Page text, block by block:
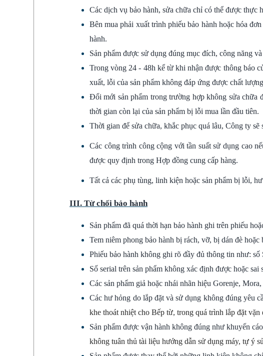
Các dịch vụ bảo hành, sửa chữa chỉ có thể được thực
Bên mua phải xuất trình phiếu bảo hành hoặc hóa
hành.
Sản phẩm được sử dụng đúng mục đích, công năng
Trong vòng 24 - 48h kể từ khi nhận được thông báo
xuất, lỗi của sản phẩm không đáp ứng được chất
Đổi mới sản phẩm trong trường hợp không sửa chữa
thời gian còn lại của sản phẩm bị lỗi mua lần đầu tiên.
Thời gian để sửa chữa, khắc phục quá lâu, Công ty
Các công trình công cộng với tần suất sử dụng cao
được quy định trong Hợp đồng cung cấp hàng.
Tất cả các phụ tùng, linh kiện hoặc sản phẩm bị lỗi,
III. Từ chối bảo hành
Sản phẩm đã quá thời hạn bảo hành ghi trên phiếu
Tem niêm phong bảo hành bị rách, vỡ, bị dán đè hoặc
Phiếu bảo hành không ghi rõ đầy đủ thông tin như:
Số serial trên sản phẩm không xác định được hoặc
Các sản phẩm giả hoặc nhái nhãn hiệu Gorenje,
Các hư hỏng do lắp đặt và sử dụng không đúng yêu
khe thoát nhiệt cho Bếp từ, trong quá trình lắp đặt
Sản phẩm được vận hành không đúng như khuyến
không tuân thủ tài liệu hướng dẫn sử dụng máy, tự ý